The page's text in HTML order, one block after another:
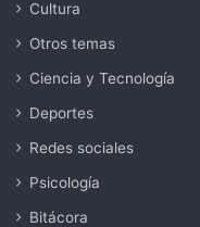
Cultura
Otros temas
Ciencia y Tecnología
Deportes
Redes sociales
Psicología
Bitácora